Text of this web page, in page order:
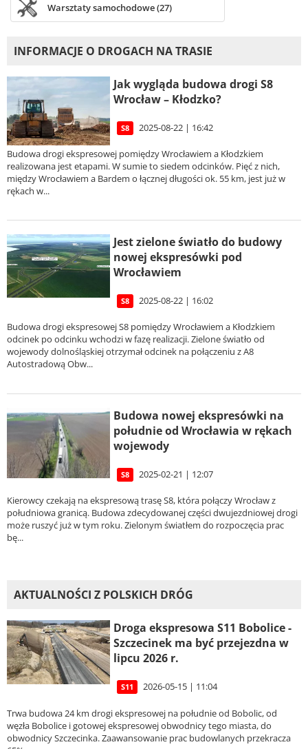
Warsztaty samochodowe (27)
INFORMACJE O DROGACH NA TRASIE
Jak wygląda budowa drogi S8
Wrocław – Kłodzko?
S8 2025-08-22 | 16:42
Budowa drogi ekspresowej pomiędzy Wrocławiem a Kłodzkiem
realizowana jest etapami. W sumie to siedem odcinków. Pięć z nich,
między Wrocławiem a Bardem o łącznej długości ok. 55 km, jest już w
rękach w...
Jest zielone światło do budowy
nowej ekspresówki pod
Wrocławiem
S8 2025-08-22 | 16:02
Budowa drogi ekspresowej S8 pomiędzy Wrocławiem a Kłodzkiem
odcinek po odcinku wchodzi w fazę realizacji. Zielone światło od
wojewody dolnośląskiej otrzymał odcinek na połączeniu z A8
Autostradową Obw...
Budowa nowej ekspresówki na
południe od Wrocławia w rękach
wojewody
S8 2025-02-21 | 12:07
Kierowcy czekają na ekspresową trasę S8, która połączy Wrocław z
południowa granicą. Budowa zdecydowanej części dwujezdniowej drogi
może ruszyć już w tym roku. Zielonym światłem do rozpoczęcia prac
bę...
AKTUALNOŚCI Z POLSKICH DRÓG
Droga ekspresowa S11 Bobolice -
Szczecinek ma być przejezdna w
lipcu 2026 r.
S11 2026-05-15 | 11:04
Trwa budowa 24 km drogi ekspresowej na południe od Bobolic, od
węzła Bobolice i gotowej ekspresowej obwodnicy tego miasta, do
obwodnicy Szczecinka. Zaawansowanie prac budowlanych przekracza